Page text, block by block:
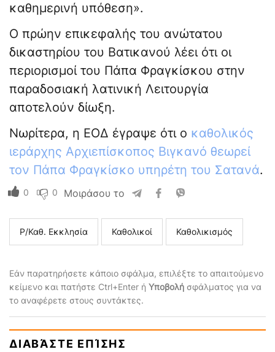
καθημερινή υπόθεση».
Ο πρώην επικεφαλής του ανώτατου
δικαστηρίου του Βατικανού λέει ότι οι
περιορισμοί του Πάπα Φραγκίσκου στην
παραδοσιακή λατινική Λειτουργία
αποτελούν δίωξη.
Νωρίτερα, η ΕΟΔ έγραψε ότι ο καθολικός
ιεράρχης Αρχιεπίσκοπος Βιγκανό θεωρεί
τον Πάπα Φραγκίσκο υπηρέτη του Σατανά.
0 0 Μοιράσου το
Ρ/Καθ. Εκκλησία Καθολικοί Καθολικισμός
Εάν παρατηρήσετε κάποιο σφάλμα, επιλέξτε το απαιτούμενο
κείμενο και πατήστε Ctrl+Enter ή Υποβολή σφάλματος για να
το αναφέρετε στους συντάκτες.
ΔΙΑΒΆΣΤΕ ΕΠΊΣΗΣ